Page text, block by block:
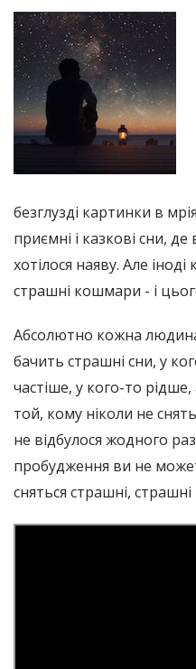
безглузді картинки в
приємні і казкові сни,
хотілося наяву. Але
страшні кошмари - і
Абсолютно кожна
бачить страшні сни, у
частіше, у кого-то
той, кому ніколи не
не відбулося жодного
пробудження ви не
сняться страшні, страшні